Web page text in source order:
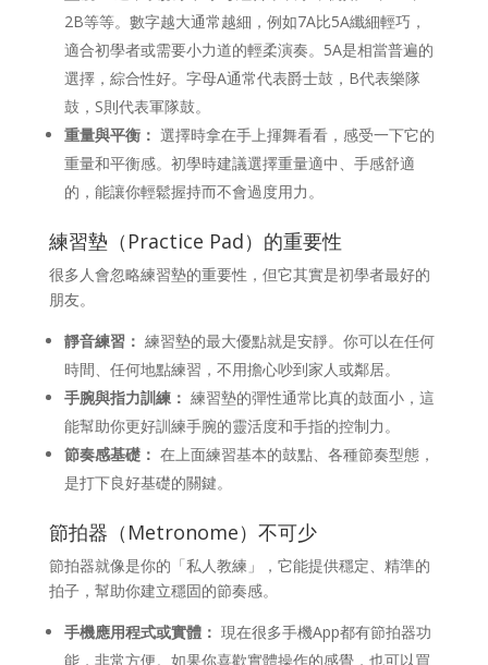
2B等等。數字越大通常越細，例如7A比5A纖細輕巧，
適合初學者或需要小力道的輕柔演奏。5A是相當普遍的
選擇，綜合性好。字母A通常代表爵士鼓，B代表樂隊
鼓，S則代表軍隊鼓。
重量與平衡： 選擇時拿在手上揮舞看看，感受一下它的
重量和平衡感。初學時建議選擇重量適中、手感舒適
的，能讓你輕鬆握持而不會過度用力。
練習墊（Practice Pad）的重要性
很多人會忽略練習墊的重要性，但它其實是初學者最好的
朋友。
靜音練習： 練習墊的最大優點就是安靜。你可以在任何
時間、任何地點練習，不用擔心吵到家人或鄰居。
手腕與指力訓練： 練習墊的彈性通常比真的鼓面小，這
能幫助你更好訓練手腕的靈活度和手指的控制力。
節奏感基礎： 在上面練習基本的鼓點、各種節奏型態，
是打下良好基礎的關鍵。
節拍器（Metronome）不可少
節拍器就像是你的「私人教練」，它能提供穩定、精準的
拍子，幫助你建立穩固的節奏感。
手機應用程式或實體： 現在很多手機App都有節拍器功
能，非常方便。如果你喜歡實體操作的感覺，也可以買